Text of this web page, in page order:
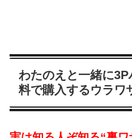
わたのえと一緒に
料で購入するウラワ